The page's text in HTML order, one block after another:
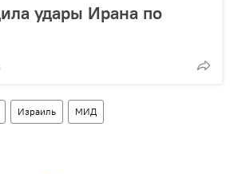
удары Ирана по
Израиль МИД